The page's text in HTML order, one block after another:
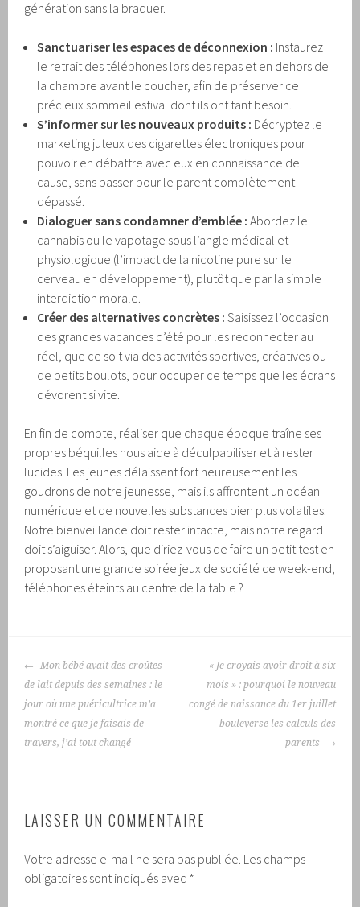
génération sans la braquer.
Sanctuariser les espaces de déconnexion : Instaurez
le retrait des téléphones lors des repas et en dehors de
la chambre avant le coucher, afin de préserver ce
précieux sommeil estival dont ils ont tant besoin.
S’informer sur les nouveaux produits : Décryptez le
marketing juteux des cigarettes électroniques pour
pouvoir en débattre avec eux en connaissance de
cause, sans passer pour le parent complètement
dépassé.
Dialoguer sans condamner d’emblée : Abordez le
cannabis ou le vapotage sous l’angle médical et
physiologique (l’impact de la nicotine pure sur le
cerveau en développement), plutôt que par la simple
interdiction morale.
Créer des alternatives concrètes : Saisissez l’occasion
des grandes vacances d’été pour les reconnecter au
réel, que ce soit via des activités sportives, créatives ou
de petits boulots, pour occuper ce temps que les écrans
dévorent si vite.
En fin de compte, réaliser que chaque époque traîne ses
propres béquilles nous aide à déculpabiliser et à rester
lucides. Les jeunes délaissent fort heureusement les
goudrons de notre jeunesse, mais ils affrontent un océan
numérique et de nouvelles substances bien plus volatiles.
Notre bienveillance doit rester intacte, mais notre regard
doit s’aiguiser. Alors, que diriez-vous de faire un petit test en
proposant une grande soirée jeux de société ce week-end,
téléphones éteints au centre de la table ?
NAVIGATION
DES
ARTICLES
Mon bébé avait des croûtes
de lait depuis des semaines : le
jour où une puéricultrice m’a
montré ce que je faisais de
travers, j’ai tout changé
« Je croyais avoir droit à six
mois » : pourquoi le nouveau
congé de naissance du 1er juillet
bouleverse les calculs des
parents
LAISSER UN COMMENTAIRE
Votre adresse e-mail ne sera pas publiée. Les champs
obligatoires sont indiqués avec *